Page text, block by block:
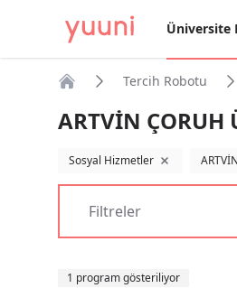
Üniversite
Tercih Robotu
ARTVİN
Sosyal Hizmetler filtreyi kaldır
Filtreler
1 program gösteriliyor